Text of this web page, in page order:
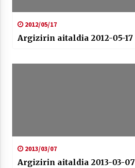
2012/05/17
Argizirin aitaldia 2012-05-17
2013/03/07
Argizirin aitaldia 2013-03-07